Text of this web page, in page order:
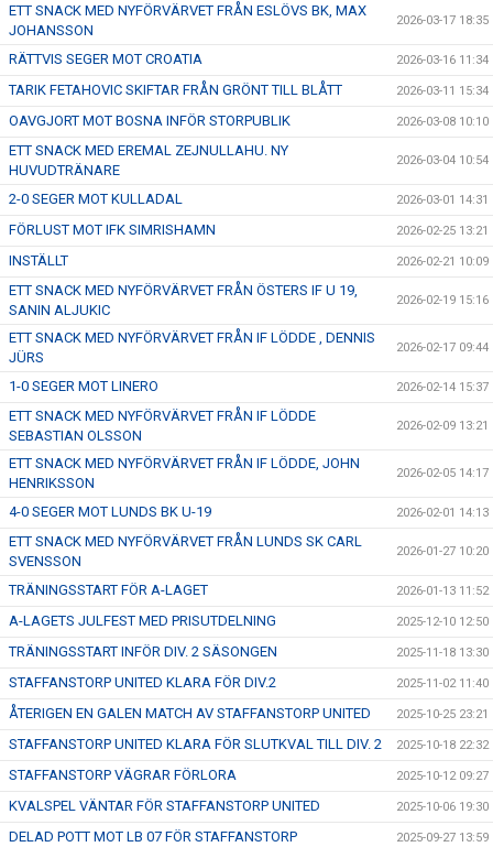
ETT SNACK MED NYFÖRVÄRVET FRÅN ESLÖVS BK, MAX
JOHANSSON
2026-03-17 18:35
RÄTTVIS SEGER MOT CROATIA 2026-03-16 11:34
TARIK FETAHOVIC SKIFTAR FRÅN GRÖNT TILL BLÅTT 2026-03-11 15:34
OAVGJORT MOT BOSNA INFÖR STORPUBLIK 2026-03-08 10:10
ETT SNACK MED EREMAL ZEJNULLAHU. NY
HUVUDTRÄNARE
2026-03-04 10:54
2-0 SEGER MOT KULLADAL 2026-03-01 14:31
FÖRLUST MOT IFK SIMRISHAMN 2026-02-25 13:21
INSTÄLLT 2026-02-21 10:09
ETT SNACK MED NYFÖRVÄRVET FRÅN ÖSTERS IF U 19,
SANIN ALJUKIC
2026-02-19 15:16
ETT SNACK MED NYFÖRVÄRVET FRÅN IF LÖDDE , DENNIS
JÜRS
2026-02-17 09:44
1-0 SEGER MOT LINERO 2026-02-14 15:37
ETT SNACK MED NYFÖRVÄRVET FRÅN IF LÖDDE
SEBASTIAN OLSSON
2026-02-09 13:21
ETT SNACK MED NYFÖRVÄRVET FRÅN IF LÖDDE, JOHN
HENRIKSSON
2026-02-05 14:17
4-0 SEGER MOT LUNDS BK U-19 2026-02-01 14:13
ETT SNACK MED NYFÖRVÄRVET FRÅN LUNDS SK CARL
SVENSSON
2026-01-27 10:20
TRÄNINGSSTART FÖR A-LAGET 2026-01-13 11:52
A-LAGETS JULFEST MED PRISUTDELNING 2025-12-10 12:50
TRÄNINGSSTART INFÖR DIV. 2 SÄSONGEN 2025-11-18 13:30
STAFFANSTORP UNITED KLARA FÖR DIV.2 2025-11-02 11:40
ÅTERIGEN EN GALEN MATCH AV STAFFANSTORP UNITED 2025-10-25 23:21
STAFFANSTORP UNITED KLARA FÖR SLUTKVAL TILL DIV. 2 2025-10-18 22:32
STAFFANSTORP VÄGRAR FÖRLORA 2025-10-12 09:27
KVALSPEL VÄNTAR FÖR STAFFANSTORP UNITED 2025-10-06 19:30
DELAD POTT MOT LB 07 FÖR STAFFANSTORP 2025-09-27 13:59